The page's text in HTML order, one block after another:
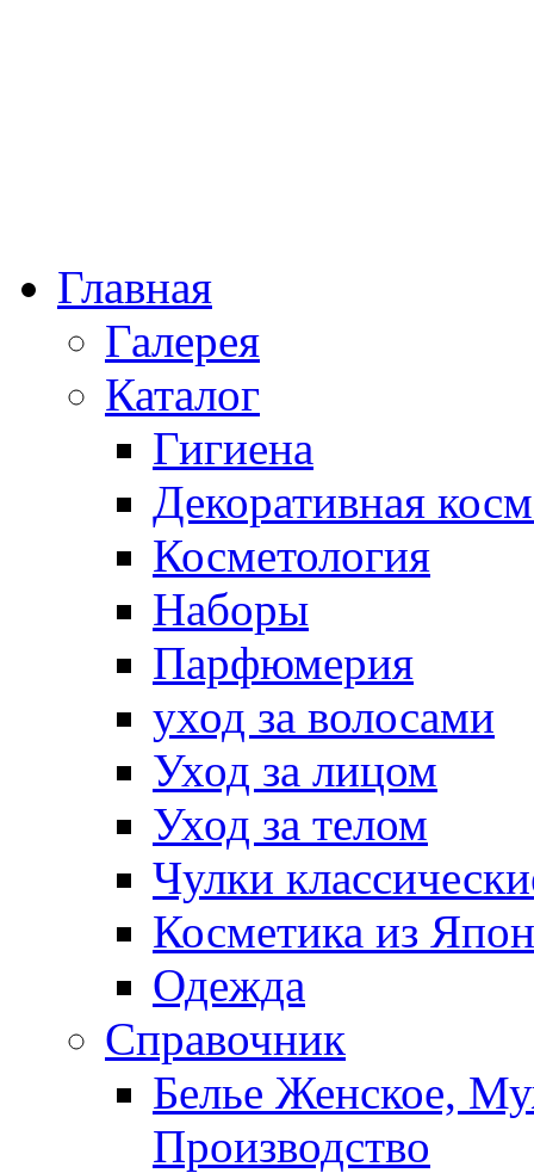
Главная
Галерея
Каталог
Гигиена
Декоративная
Косметология
Наборы
Парфюмерия
уход за волосами
Уход за лицом
Уход за телом
Чулки
Косметика из
Одежда
Справочник
Белье Женское,
Производство